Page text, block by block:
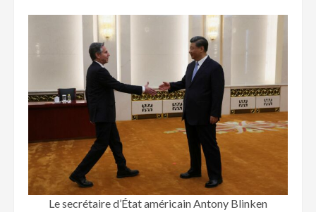
Le secrétaire d’État américain Antony Blinken